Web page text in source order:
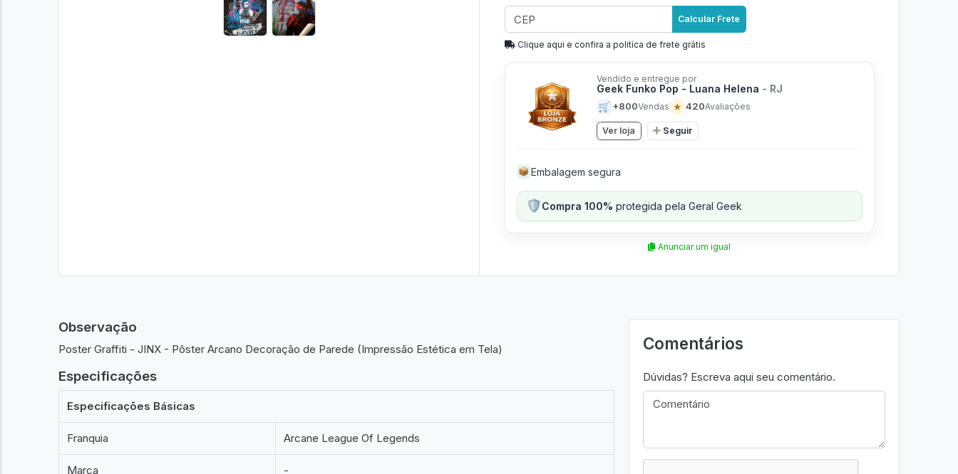
Calcular Frete
Clique aqui e confira a politíca de frete grátis
Vendido e entregue por
Geek Funko Pop - Luana Helena - RJ
🛒 +800Vendas ★ 420Avaliações
Ver loja Seguir
📦 Embalagem segura
🛡️Compra 100% protegida pela Geral Geek
Anunciar um igual
Observação
Poster Graffiti - JINX - Pôster Arcano Decoração de Parede (Impressão Estética em Tela)
Especificações
Especificações Básicas
Franquia Arcane League Of Legends
Marca -
Comentários
Dúvidas? Escreva aqui seu comentário.